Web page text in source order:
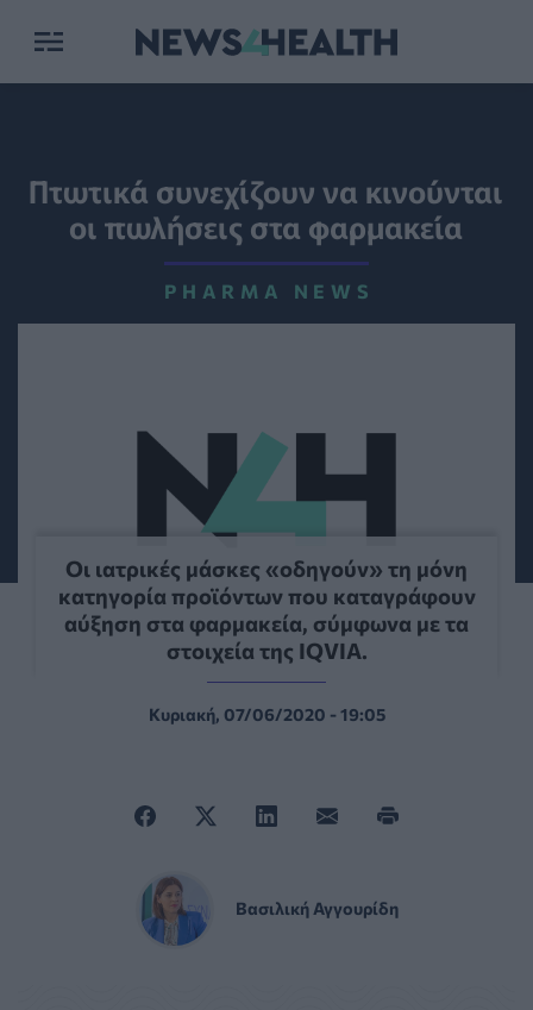
Πτωτικά συνεχίζουν να κινούνται
οι πωλήσεις στα φαρμακεία
PHARMA NEWS
Οι ιατρικές μάσκες «οδηγούν» τη μόνη
κατηγορία προϊόντων που καταγράφουν
αύξηση στα φαρμακεία, σύμφωνα με τα
στοιχεία της IQVIA.
Κυριακή, 07/06/2020 - 19:05
Βασιλική Αγγουρίδη